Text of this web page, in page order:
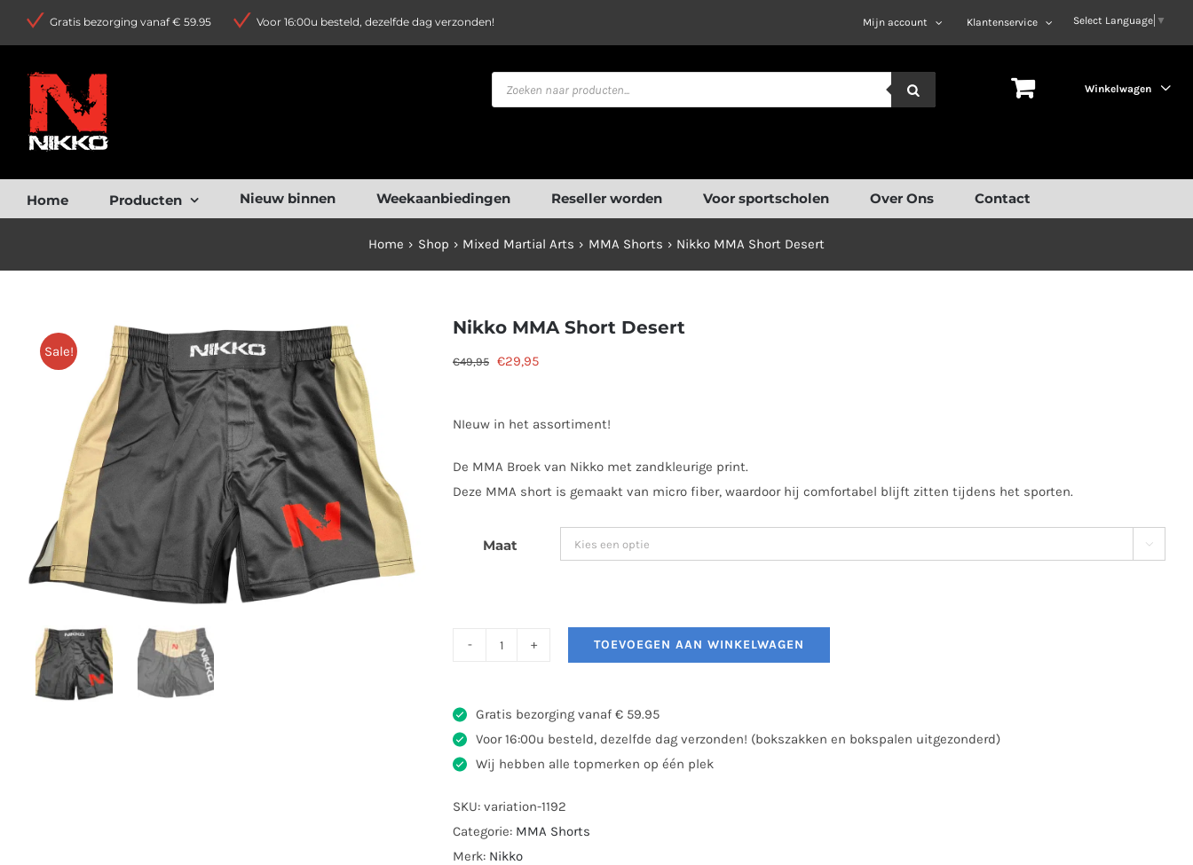
Gratis bezorging vanaf € 59.95 Voor 16:00u besteld, dezelfde dag verzonden! Select Language ▼
Mijn account Klantenservice
Winkelwagen
Producten
zoeken
Home Producten Nieuw binnen Weekaanbiedingen Reseller worden Voor sportscholen Over Ons Contact
Home Shop Mixed Martial Arts MMA Shorts Nikko MMA Short Desert
Sale!
Nikko MMA Short Desert
€49,95 Oorspronkelijke
€49,95.
€29,95Huidige
€29,95.
NIeuw in het assortiment!
De MMA Broek van Nikko met zandkleurige print.
Deze MMA short is gemaakt van micro fiber, waardoor hij comfortabel blijft zitten tijdens het sporten.
Maat 
Short
aantal
TOEVOEGEN AAN WINKELWAGEN
Gratis bezorging vanaf € 59.95
Voor 16:00u besteld, dezelfde dag verzonden! (bokszakken en bokspalen uitgezonderd)
Wij hebben alle topmerken op één plek
SKU: variation-1192
Categorie: MMA Shorts
Merk: Nikko